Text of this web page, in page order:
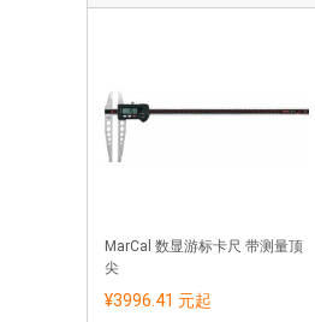
MarCal 数显游标卡尺 带测量顶
尖
¥3996.41 元起